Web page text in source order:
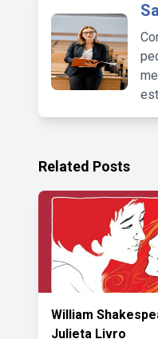
Related Posts
William
Julieta Livro